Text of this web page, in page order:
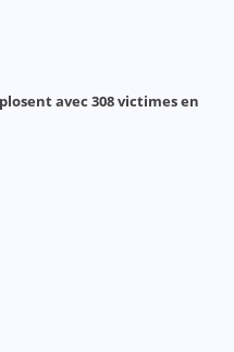
avec 308 victimes en